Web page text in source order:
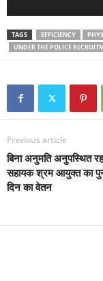
TAGS EFFICIENCY
UNDER THE POLICE
Previous article
बिना अनुमति अनुपस्थित
सहायक श्रम आयुक्त का
दिन का वेतन